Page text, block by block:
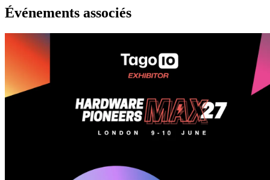
Événements associés